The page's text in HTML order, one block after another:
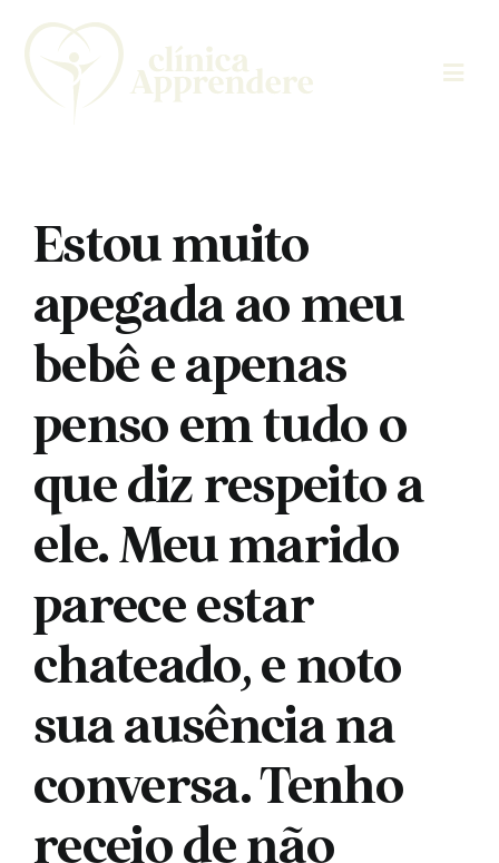
content
Estou muito
apegada ao meu
bebê e apenas
penso em tudo o
que diz respeito a
ele. Meu marido
parece estar
chateado, e noto
sua ausência na
conversa. Tenho
receio de não